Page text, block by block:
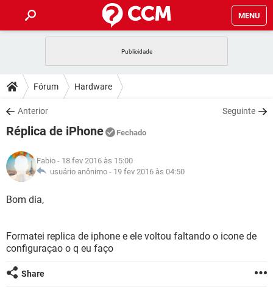
MENU
CELULAR
OUTLOOK
INSTAGRAM GMAIL
GUIA DE COMPRAS
DICAS
JOGOS
INSTAGRAM
GUIA DE COMPRAS
DOWNLOADS
JOGOS WHATSAPP
CELULAR
OUTLOOK EXCEL
INSTAGRAM
FÓRUM
JOGOS
CELULAR
OUTLOOK
GUIA DE COMPRAS
GLOSSÁRIO
JOGOS
OUTLOOK EXCEL
INSTAGRAM
GUIA DE COMPRAS
Fórum Hardware
Anterior Seguinte
Réplica de iPhone Fechado
Fabio - 18 fev 2016 às 15:00
usuário anônimo - 19 fev 2016 às 04:50
Bom dia,
Formatei replica de iphone e ele voltou faltando o icone de
configuraçao o q eu faço
Share